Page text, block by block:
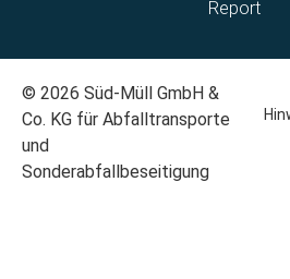
Report
© 2026 Süd-Müll GmbH &
Co. KG für Abfalltransporte
und
Sonderabfallbeseitigung